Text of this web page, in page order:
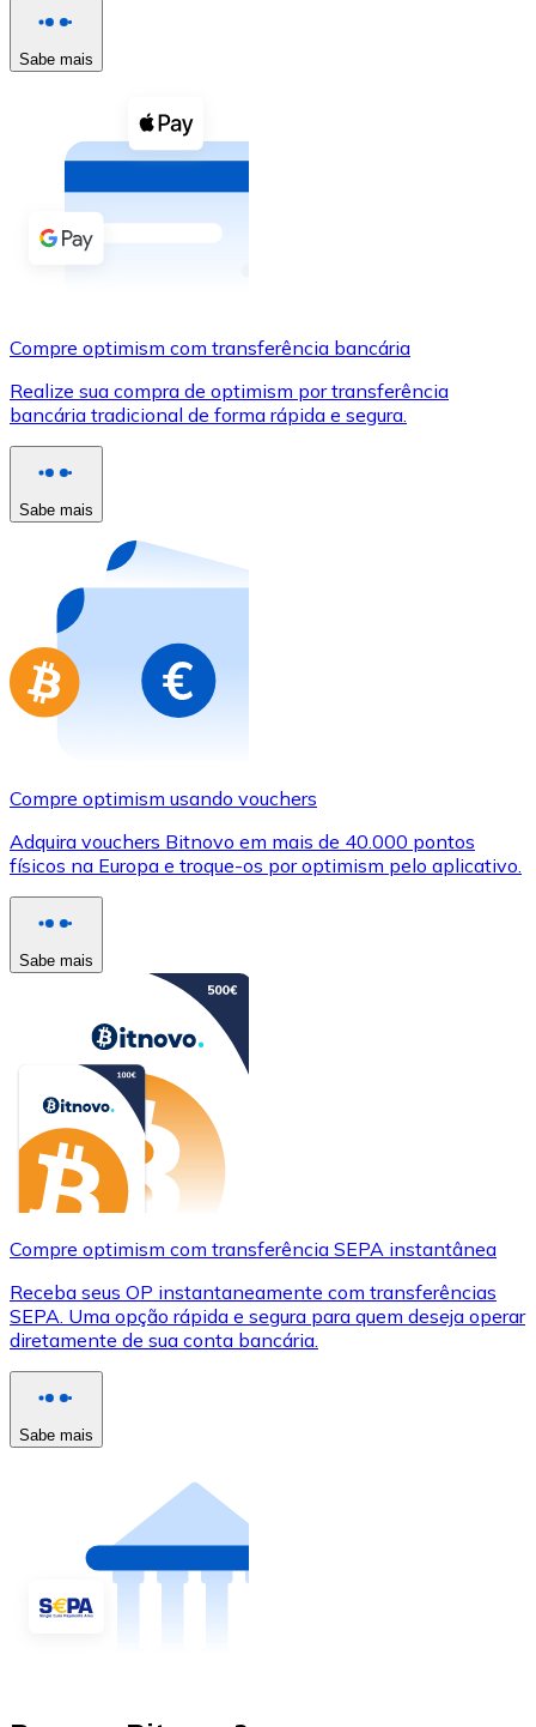
Ver tudo
Cupons cripto
Compre criptomoedas com dinheiro e outros
Comprar com dinheiro
Transferência SEPA
Use cartões Visa e Mastercard para comprar
Comprar com cartão
Compre cartões-presente das suas marcas favoritas
Ir para a loja de cartões-presente
Sabe mais
Compre optimism com transferência bancária
Realize sua compra de optimism por transferência
bancária tradicional de forma rápida e segura.
Sabe mais
Compre optimism usando vouchers
Adquira vouchers Bitnovo em mais de 40.000 pontos
físicos na Europa e troque-os por optimism pelo aplicativo.
Sabe mais
Compre optimism com transferência SEPA instantânea
Receba seus OP instantaneamente com transferências
SEPA. Uma opção rápida e segura para quem deseja operar
diretamente de sua conta bancária.
Sabe mais